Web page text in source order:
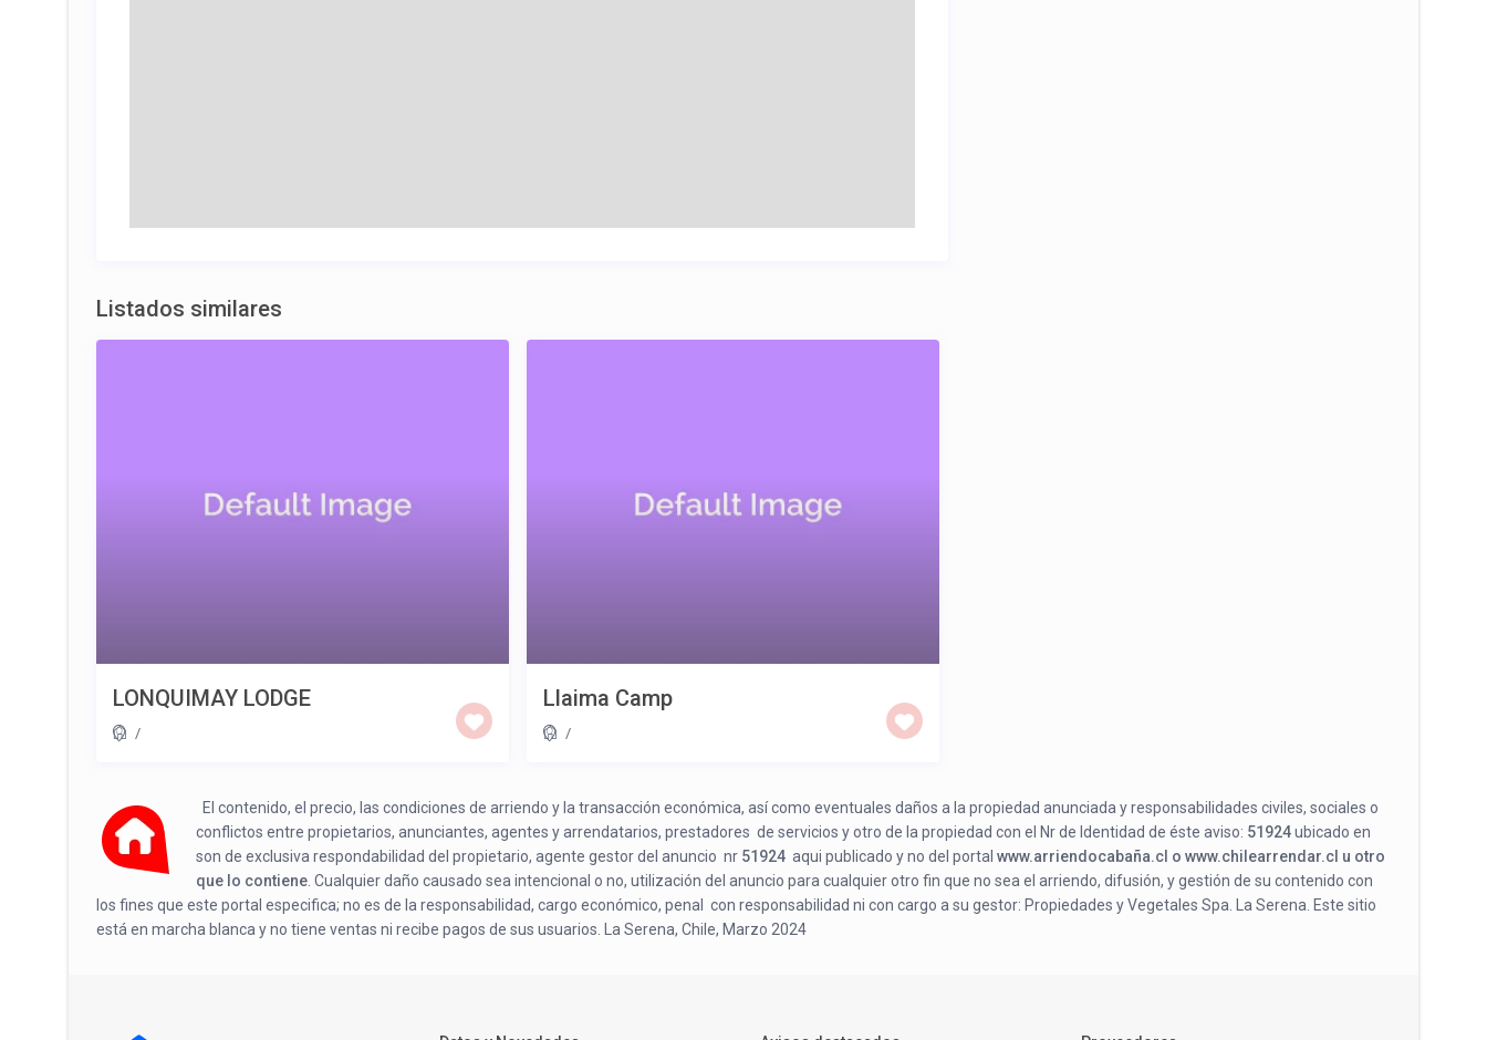
Listados similares
LONQUIMAY LODGE
/
Llaima Camp
/
El contenido, el precio, las condiciones de arriendo y la transacción económica, así como eventuales daños a la propiedad anunciada y responsabilidades civiles, sociales o
conflictos entre propietarios, anunciantes, agentes y arrendatarios, prestadores de servicios y otro de la propiedad con el Nr de Identidad de éste aviso: 51924ubicado en
son de exclusiva respondabilidad del propietario, agente gestor del anuncio nr 51924 aqui publicado y no del portal www.arriendocabaña.cl o www.chilearrendar.cl u otro
que lo contiene . Cualquier daño causado sea intencional o no, utilización del anuncio para cualquier otro fin que no sea el arriendo, difusión, y gestión de su contenido con
los fines que este portal especifica; no es de la responsabilidad, cargo económico, penal con responsabilidad ni con cargo a su gestor: Propiedades y Vegetales Spa. La Serena. Este sitio
está en marcha blanca y no tiene ventas ni recibe pagos de sus usuarios. La Serena, Chile, Marzo 2024